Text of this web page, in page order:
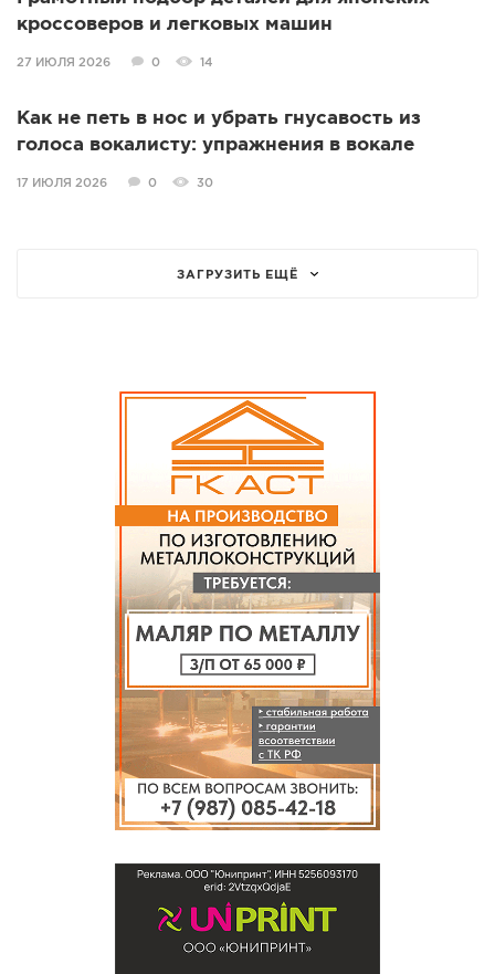
кроссоверов и легковых машин
27 ИЮЛЯ 2026 0 14
Как не петь в нос и убрать гнусавость из
голоса вокалисту: упражнения в вокале
17 ИЮЛЯ 2026 0 30
ЗАГРУЗИТЬ ЕЩЁ